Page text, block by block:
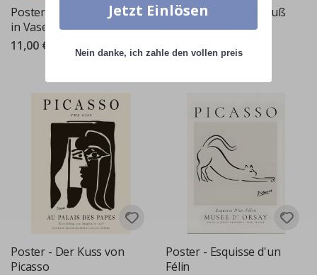
Poster - Blumenstrauß
in Vase
11,00 €
Poster - Blumenstrauß
von Picasso
11,00 €
Poster - Der Kuss von
Picasso
Poster - Esquisse d'un
Félin
Jetzt Einlösen
Nein danke, ich zahle den vollen preis